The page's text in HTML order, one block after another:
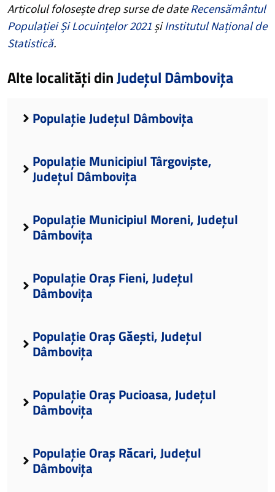
Articolul folosește drep surse de dateRecensământul
Populației Și Locuințelor 2021 șiInstitutul Național de
Statistică.
Alte localități dinJudețul Dâmbovița
Populație Județul Dâmbovița
Populație Municipiul Târgoviște,
Județul Dâmbovița
Populație Municipiul Moreni, Județul
Dâmbovița
Populație Oraș Fieni, Județul
Dâmbovița
Populație Oraș Găești, Județul
Dâmbovița
Populație Oraș Pucioasa, Județul
Dâmbovița
Populație Oraș Răcari, Județul
Dâmbovița